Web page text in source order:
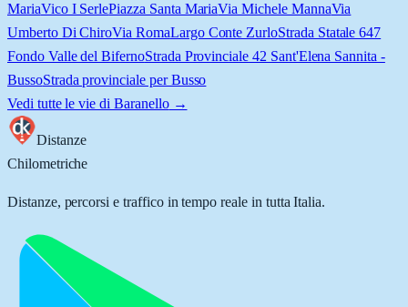
MariaVico I SerlePiazza Santa MariaVia Michele MannaVia
Umberto Di ChiroVia RomaLargo Conte ZurloStrada Statale 647
Fondo Valle del BifernoStrada Provinciale 42 Sant'Elena Sannita -
BussoStrada provinciale per Busso
Vedi tutte le vie di Baranello→
Distanze
Chilometriche
Distanze, percorsi e traffico in tempo reale in tutta Italia.